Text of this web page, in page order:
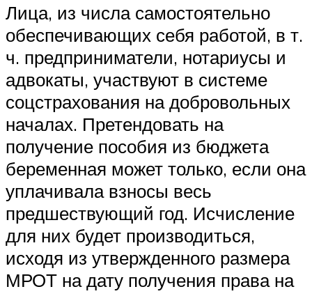
Лица, из числа самостоятельно
обеспечивающих себя работой, в т.
ч. предприниматели, нотариусы и
адвокаты, участвуют в системе
соцстрахования на добровольных
началах. Претендовать на
получение пособия из бюджета
беременная может только, если она
уплачивала взносы весь
предшествующий год. Исчисление
для них будет производиться,
исходя из утвержденного размера
МРОТ на дату получения права на